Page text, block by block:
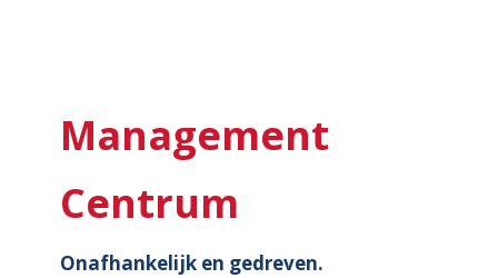
Management
Centrum
Onafhankelijk en gedreven.